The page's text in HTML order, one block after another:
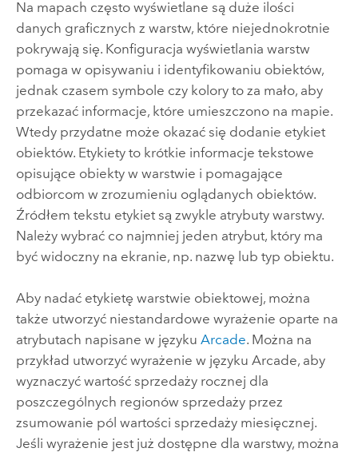
Na mapach często wyświetlane są duże ilości
danych graficznych z warstw, które niejednokrotnie
pokrywają się. Konfiguracja wyświetlania warstw
pomaga w opisywaniu i identyfikowaniu obiektów,
jednak czasem symbole czy kolory to za mało, aby
przekazać informacje, które umieszczono na mapie.
Wtedy przydatne może okazać się dodanie etykiet
obiektów. Etykiety to krótkie informacje tekstowe
opisujące obiekty w warstwie i pomagające
odbiorcom w zrozumieniu oglądanych obiektów.
Źródłem tekstu etykiet są zwykle atrybuty warstwy.
Należy wybrać co najmniej jeden atrybut, który ma
być widoczny na ekranie, np. nazwę lub typ obiektu.
Aby nadać etykietę warstwie obiektowej, można
także utworzyć niestandardowe wyrażenie oparte na
atrybutach napisane w języku Arcade. Można na
przykład utworzyć wyrażenie w języku Arcade, aby
wyznaczyć wartość sprzedaży rocznej dla
poszczególnych regionów sprzedaży przez
zsumowanie pól wartości sprzedaży miesięcznej.
Jeśli wyrażenie jest już dostępne dla warstwy, można